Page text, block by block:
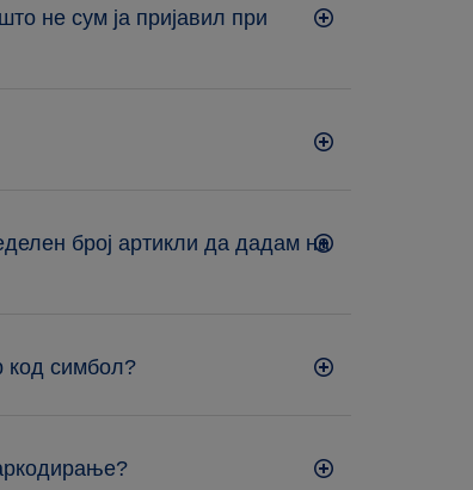
не сум ја пријавил при
број артикли да дадам на
код симбол?